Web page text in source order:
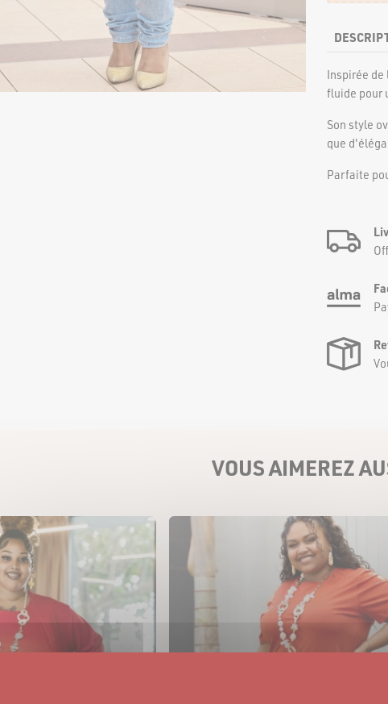
Inspirée de
fluide pour
Son style
que
Parfaite
VOUS AIMEREZ